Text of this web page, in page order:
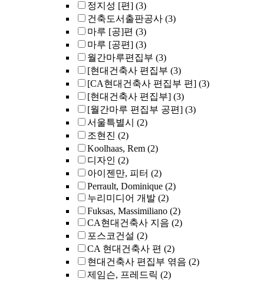
정지성 [편] (3)
건축도서출판공사 (3)
마루 [공]편 (3)
마루 [공편] (3)
월간마루편집부 (3)
[현대건축사 편집부 (3)
[CA현대건축사 편집부 편] (3)
[현대건축사 편집부] (3)
[월간마루 편집부 공편] (3)
서울특별시 (2)
조현진 (2)
Koolhaas, Rem (2)
디자인 (2)
아이젠만, 피터 (2)
Perrault, Dominique (2)
누리미디어 개발 (2)
Fuksas, Massimiliano (2)
CA현대건축사 지음 (2)
포스코건설 (2)
CA 현대건축사 편 (2)
현대건축사 편집부 엮음 (2)
제임슨, 프레드릭 (2)